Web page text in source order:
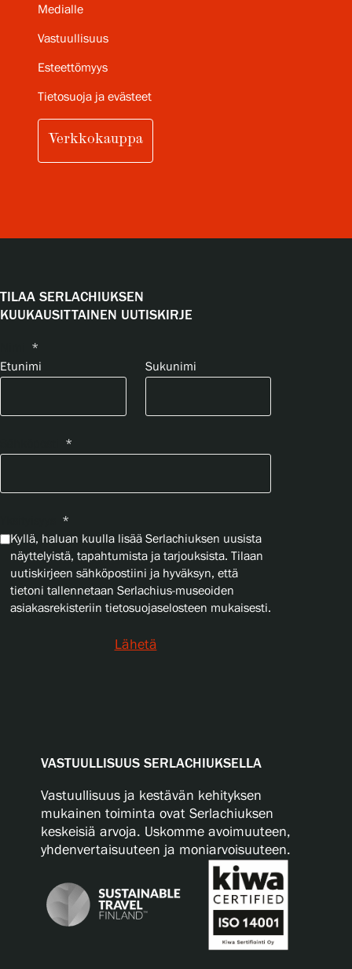
Medialle
Vastuullisuus
Esteettömyys
Tietosuoja ja evästeet
Verkkokauppa
TILAA SERLACHIUKSEN
KUUKAUSITTAINEN UUTISKIRJE
*
Etunimi
Sukunimi
*
*
Kyllä, haluan kuulla lisää Serlachiuksen uusista
näyttelyistä, tapahtumista ja tarjouksista. Tilaan
uutiskirjeen sähköpostiini ja hyväksyn, että
tietoni tallennetaan Serlachius-museoiden
asiakasrekisteriin tietosuojaselosteen mukaisesti.
Lähetä
VASTUULLISUUS SERLACHIUKSELLA
Vastuullisuus ja kestävän kehityksen
mukainen toiminta ovat Serlachiuksen
keskeisiä arvoja. Uskomme avoimuuteen,
yhdenvertaisuuteen ja moniarvoisuuteen.